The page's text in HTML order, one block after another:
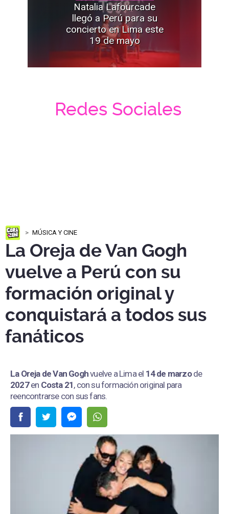
Natalia Lafourcade
llegó a Perú para su
concierto en Lima este
19 de mayo
Redes Sociales
MÚSICA Y CINE
La Oreja de Van Gogh
vuelve a Perú con su
formación original y
conquistará a todos sus
fanáticos
La Oreja de Van Goghvuelve a Lima el 14 de marzode
2027en Costa 21, con su formación original para
reencontrarse con sus fans.